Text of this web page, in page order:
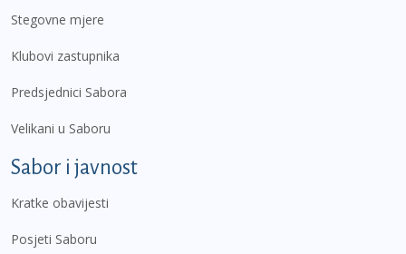
Stegovne mjere
Klubovi zastupnika
Predsjednici Sabora
Velikani u Saboru
Sabor i javnost
Kratke obavijesti
Posjeti Saboru